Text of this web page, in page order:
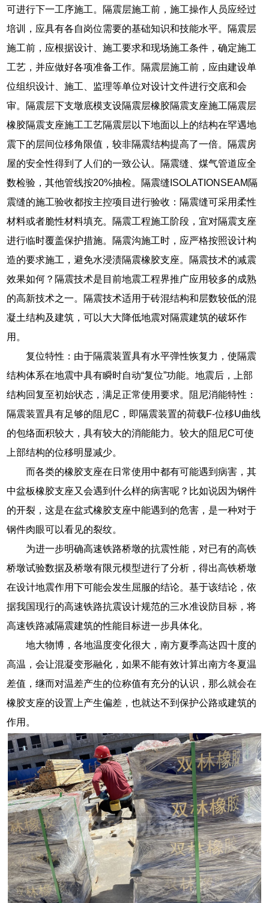
可进行下一工序施工。隔震层施工前，施工操作人员应经过
培训，应具有各自岗位需要的基础知识和技能水平。隔震层
施工前，应根据设计、施工要求和现场施工条件，确定施工
工艺，并应做好各项准备工作。隔震层施工前，应由建设单
位组织设计、施工、监理等单位对设计文件进行交底和会
审。隔震层下支墩底模支设隔震层橡胶隔震支座施工隔震层
橡胶隔震支座施工工艺隔震层以下地面以上的结构在罕遇地
震下的层间位移角限值，较非隔震结构提高了一倍。隔震房
屋的安全性得到了人们的一致公认。隔震缝、煤气管道应全
数检验，其他管线按20%抽检。隔震缝ISOLATIONSEAM隔
震缝的施工验收都按主控项目进行验收：隔震缝可采用柔性
材料或者脆性材料填充。隔震工程施工阶段，宜对隔震支座
进行临时覆盖保护措施。隔震沟施工时，应严格按照设计构
造的要求施工，避免水浸渍隔震橡胶支座。隔震技术的减震
效果如何？隔震技术是目前地震工程界推广应用较多的成熟
的高新技术之一。隔震技术适用于砖混结构和层数较低的混
凝土结构及建筑，可以大大降低地震对隔震建筑的破坏作
用。
复位特性：由于隔震装置具有水平弹性恢复力，使隔震
结构体系在地震中具有瞬时自动“复位”功能。地震后，上部
结构回复至初始状态，满足正常使用要求。阻尼消能特性：
隔震装置具有足够的阻尼C，即隔震装置的荷载F-位移U曲线
的包络面积较大，具有较大的消能能力。较大的阻尼C可使
上部结构的位移明显减少。
而各类的橡胶支座在日常使用中都有可能遇到病害，其
中盆板橡胶支座又会遇到什么样的病害呢？比如说因为钢件
的开裂，这是在盆式橡胶支座中能遇到的危害，是一种对于
钢件肉眼可以看见的裂纹。
为进一步明确高速铁路桥墩的抗震性能，对已有的高铁
桥墩试验数据及桥墩有限元模型进行了分析，得出高铁桥墩
在设计地震作用下可能会发生屈服的结论。基于该结论，依
据我国现行的高速铁路抗震设计规范的三水准设防目标，将
高速铁路减隔震建筑的性能目标进一步具体化。
地大物博，各地温度变化很大，南方夏季高达四十度的
高温，会让混凝变形融化，如果不能有效计算出南方冬夏温
差值，继而对温差产生的位称值有充分的认识，那么就会在
橡胶支座的设置上产生偏差，也就达不到保护公路或建筑的
作用。